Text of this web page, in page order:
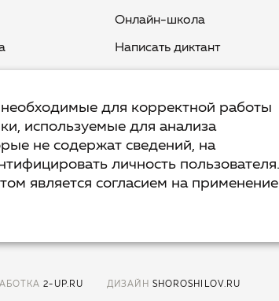
Онлайн-школа
Написать диктант
Курс «Мыш кродеться»
Курс «Русская пунктуация:
болевые точки... и
2-UP.RU ДИЗАЙН SHOROSHILOV.RU
для корректной работы
используемые для анализа
не содержат сведений, на
личность пользователя.
является согласием на применение